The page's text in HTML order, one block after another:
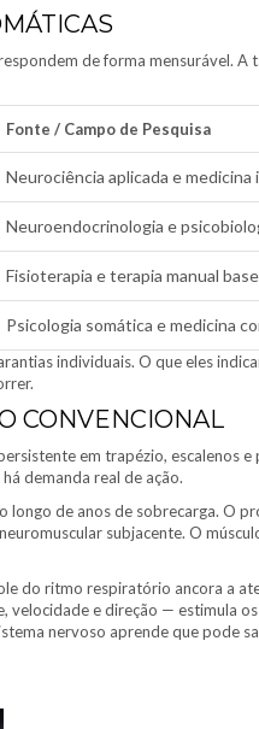
de forma mensurável. A
Fonte / Campo de Pesquisa
Neurociência aplicada e
Neuroendocrinologia e
Fisioterapia e terapia manual
Psicologia somática e medicina
individuais. O que eles
CONVENCIONAL
em trapézio, escalenos e
demanda real de ação.
longo de anos de sobrecarga. O
subjacente. O
do ritmo respiratório ancora a
e direção — estimula
nervoso aprende que pode